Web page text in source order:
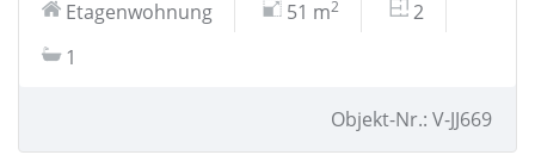
Etagenwohnung 51 m2
2
1
Objekt-Nr.: V-JJ669